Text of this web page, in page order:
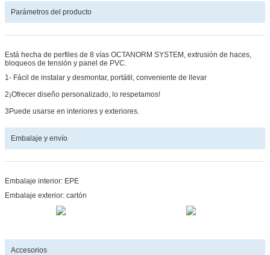
Parámetros del producto
Está hecha de perfiles de 8 vías OCTANORM SYSTEM, extrusión de haces,
bloqueos de tensión y panel de PVC.
1- Fácil de instalar y desmontar, portátil, conveniente de llevar
2¡Ofrecer diseño personalizado, lo respetamos!
3Puede usarse en interiores y exteriores.
Embalaje y envío
Embalaje interior: EPE
Embalaje exterior: cartón
Accesorios